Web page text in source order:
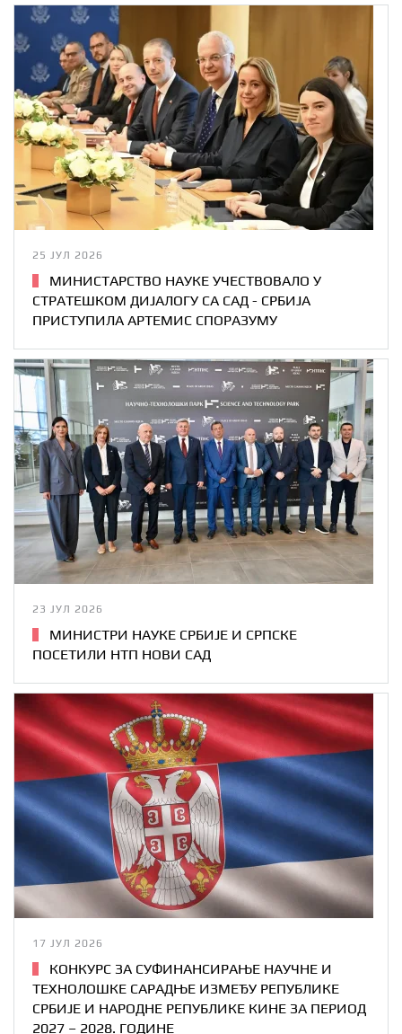
25 ЈУЛ 2026
МИНИСТАРСТВО НАУКЕ УЧЕСТВОВАЛО У
СТРАТЕШКОМ ДИЈАЛОГУ СА САД - СРБИЈА
ПРИСТУПИЛА АРТЕМИС СПОРАЗУМУ
23 ЈУЛ 2026
МИНИСТРИ НАУКЕ СРБИЈЕ И СРПСКЕ
ПОСЕТИЛИ НТП НОВИ САД
17 ЈУЛ 2026
КОНКУРС ЗА СУФИНАНСИРАЊЕ НАУЧНЕ И
ТЕХНОЛОШКЕ САРАДЊЕ ИЗМЕЂУ РЕПУБЛИКЕ
СРБИЈЕ И НАРОДНЕ РЕПУБЛИКЕ КИНЕ ЗА ПЕРИОД
2027 – 2028. ГОДИНЕ